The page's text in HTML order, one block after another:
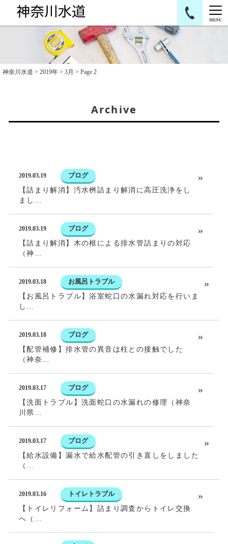
MENU
神奈川水道 > 2019年 > 3月 > Page 2
Archive
2019.03.19
ブログ
【詰まり解消】汚水桝詰まり解消に高圧洗浄をし
まし…
2019.03.19
ブログ
【詰まり解消】木の根による排水管詰まりの対応
（神…
2019.03.18
お風呂トラブル
【お風呂トラブル】浴室蛇口の水漏れ対応を行いま
し…
2019.03.18
ブログ
【配管補修】排水管の異音は柱との接触でした
（神奈…
2019.03.17
ブログ
【洗面トラブル】洗面蛇口の水漏れの修理（神奈
川県…
2019.03.17
ブログ
【給水設備】漏水で給水配管の引き直しをしました
（…
2019.03.16
トイレトラブル
【トイレリフォーム】詰まり調査からトイレ交換
へ（…